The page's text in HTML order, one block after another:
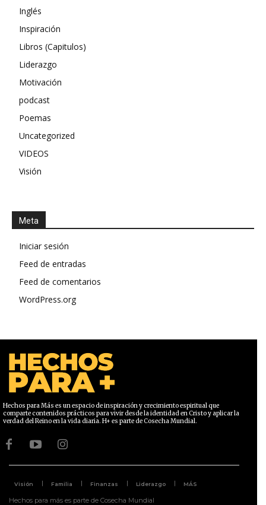
Inglés
Inspiración
Libros (Capitulos)
Liderazgo
Motivación
podcast
Poemas
Uncategorized
VIDEOS
Visión
Meta
Iniciar sesión
Feed de entradas
Feed de comentarios
WordPress.org
Hechos para Más es un espacio de inspiración y crecimiento espiritual que
comparte contenidos prácticos para vivir desde la identidad en Cristo y aplicar la
verdad del Reino en la vida diaria. H+ es parte de Cosecha Mundial.
Visión Familia Finanzas Liderazgo MÁS
Hechos para más es parte de Cosecha Mundial